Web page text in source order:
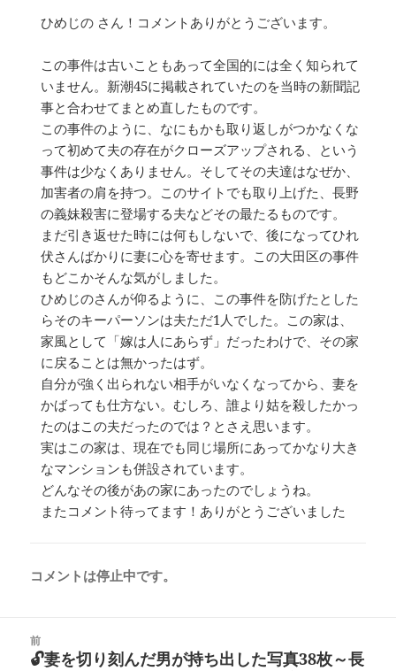
ひめじの さん！コメントありがとうございます。
この事件は古いこともあって全国的には全く知られて
いません。新潮45に掲載されていたのを当時の新聞記
事と合わせてまとめ直したものです。
この事件のように、なにもかも取り返しがつかなくな
って初めて夫の存在がクローズアップされる、という
事件は少なくありません。そしてその夫達はなぜか、
加害者の肩を持つ。このサイトでも取り上げた、長野
の義妹殺害に登場する夫などその最たるものです。
まだ引き返せた時には何もしないで、後になってひれ
伏さんばかりに妻に心を寄せます。この大田区の事件
もどこかそんな気がしました。
ひめじのさんが仰るように、この事件を防げたとした
らそのキーパーソンは夫ただ1人でした。この家は、
家風として「嫁は人にあらず」だったわけで、その家
に戻ることは無かったはず。
自分が強く出られない相手がいなくなってから、妻を
かばっても仕方ない。むしろ、誰より姑を殺したかっ
たのはこの夫だったのでは？とさえ思います。
実はこの家は、現在でも同じ場所にあってかなり大き
なマンションも併設されています。
どんなその後があの家にあったのでしょうね。
またコメント待ってます！ありがとうございました
コメントは停止中です。
前
前
🔓妻を切り刻んだ男が持ち出した写真38枚～長